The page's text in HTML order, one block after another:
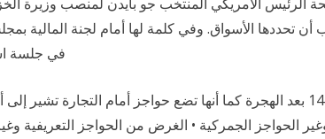
أن تحددها الأسواق. وفي كلمة لها أمام لجنة المالية
في جلسة
الحواجز الجمركية • الغرض من الحواجز التعريفية